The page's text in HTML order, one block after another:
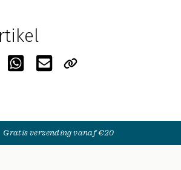
Gratis verzending vanaf €20